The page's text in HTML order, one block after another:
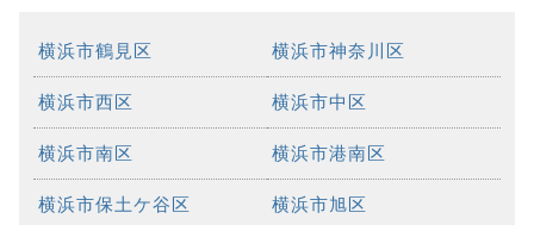
横浜市鶴見区 横浜市神奈川区
横浜市西区 横浜市中区
横浜市南区 横浜市港南区
横浜市保土ケ谷区 横浜市旭区